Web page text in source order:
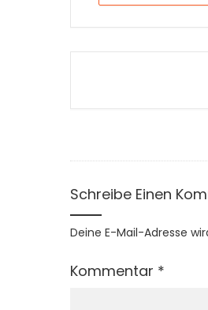
Schreibe Einen
Deine E-Mail-Adresse
Kommentar *